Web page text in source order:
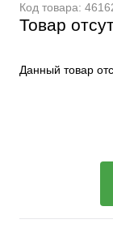
Код товара:
Товар
Данный товар